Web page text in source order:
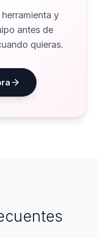
y
antes de
quieras.